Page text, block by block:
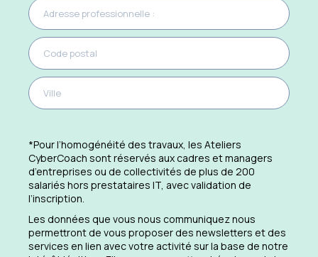
*Pour l’homogénéité des travaux, les Ateliers
CyberCoach sont réservés aux cadres et managers
d’entreprises ou de collectivités de plus de 200
salariés hors prestataires IT, avec validation de
l’inscription.
Les données que vous nous communiquez nous
permettront de vous proposer des newsletters et des
services en lien avec votre activité sur la base de notre